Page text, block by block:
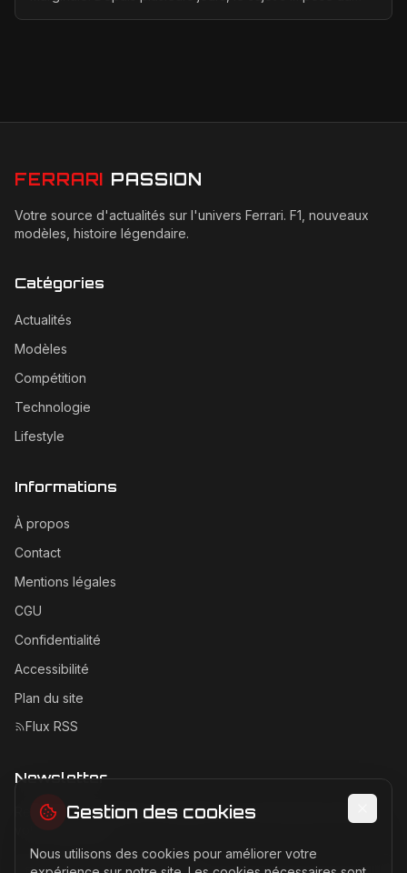
FERRARI PASSION
Votre source d'actualités sur l'univers Ferrari. F1, nouveaux
modèles, histoire légendaire.
Catégories
Actualités
Modèles
Compétition
Technologie
Lifestyle
Informations
À propos
Contact
Mentions légales
CGU
Confidentialité
Accessibilité
Plan du site
Flux RSS
Newsletter
Recevez les dernières actualités Ferrari directement dans
Adresse email pour la newsletter
Gestion des cookies
Nous utilisons des cookies pour améliorer votre